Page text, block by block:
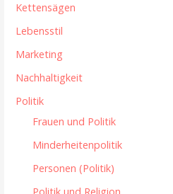
Kettensägen
Lebensstil
Marketing
Nachhaltigkeit
Politik
Frauen und Politik
Minderheitenpolitik
Personen (Politik)